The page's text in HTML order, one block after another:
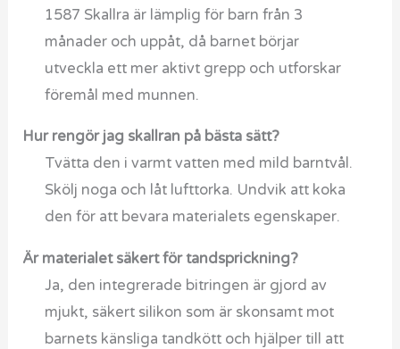
1587 Skallra är lämplig för barn från 3
månader och uppåt, då barnet börjar
utveckla ett mer aktivt grepp och utforskar
föremål med munnen.
Hur rengör jag skallran på bästa sätt?
Tvätta den i varmt vatten med mild barntvål.
Skölj noga och låt lufttorka. Undvik att koka
den för att bevara materialets egenskaper.
Är materialet säkert för tandsprickning?
Ja, den integrerade bitringen är gjord av
mjukt, säkert silikon som är skonsamt mot
barnets känsliga tandkött och hjälper till att